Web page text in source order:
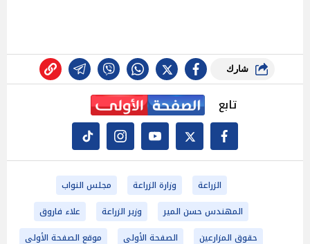
شارك
تابع
الزراعة وزارة الزراعة
مجلس النواب
المهندس حسن المير
وزير الزراعة
علاء فاروق
حقوق المزارعين
الصفحة الأولى موقع الصفحة الأولى